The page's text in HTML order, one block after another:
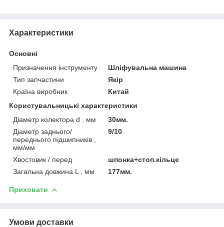
Характеристики
Основні
Призначення інструменту
Шліфувальна машина
Тип запчастини
Якір
Країна виробник
Китай
Користувальницькі характеристики
Діаметр колектора d , мм
30мм.
Діаметр заднього/
переднього підшипників ,
мм/мм
9/10
Хвостовик / перед
шпонка+стоп.кільце
Загальна довжина L , мм
177мм.
Приховати
Умови доставки